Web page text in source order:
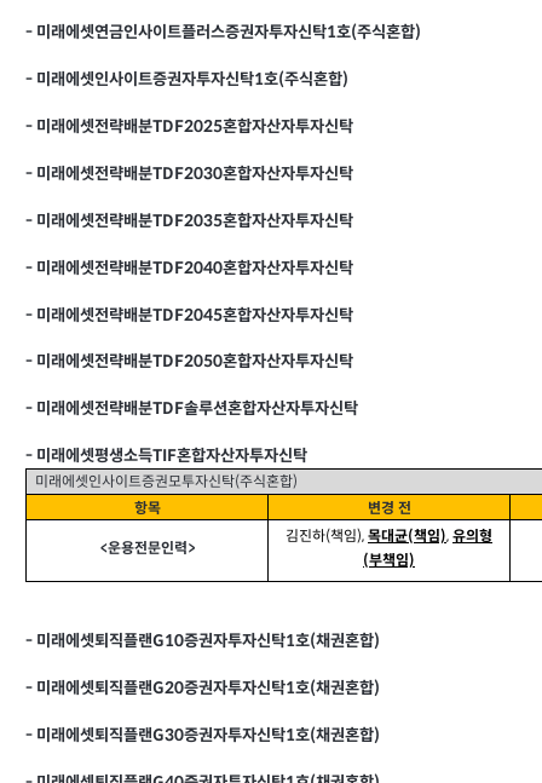
- 미래에셋연금인사이트플러스증권자투자신탁1호(주식혼합)
- 미래에셋인사이트증권자투자신탁1호(주식혼합)
- 미래에셋전략배분TDF2025혼합자산자투자신탁
- 미래에셋전략배분TDF2030혼합자산자투자신탁
- 미래에셋전략배분TDF2035혼합자산자투자신탁
- 미래에셋전략배분TDF2040혼합자산자투자신탁
- 미래에셋전략배분TDF2045혼합자산자투자신탁
- 미래에셋전략배분TDF2050혼합자산자투자신탁
- 미래에셋전략배분TDF솔루션혼합자산자투자신탁
- 미래에셋평생소득TIF혼합자산자투자신탁
미래에셋인사이트증권모투자신탁(주식혼합)
항목
변경 전
<운용전문인력>
김진하(책임), 목대균(책임), 유의형
(부책임)
- 미래에셋퇴직플랜G10증권자투자신탁1호(채권혼합)
- 미래에셋퇴직플랜G20증권자투자신탁1호(채권혼합)
- 미래에셋퇴직플랜G30증권자투자신탁1호(채권혼합)